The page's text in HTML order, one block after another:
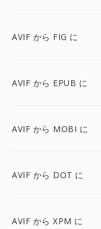
AVIF から FIG に
AVIF から EPUB に
AVIF から MOBI に
AVIF から DOT に
AVIF から XPM に